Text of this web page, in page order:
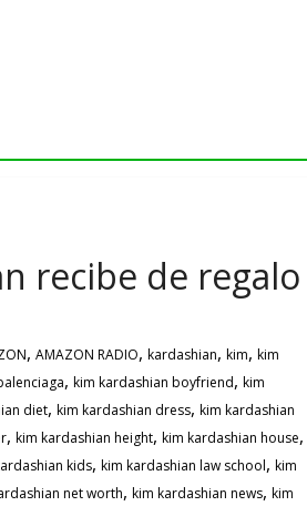
recibe de regalo
, AMAZON RADIO, kardashian, kim, kim
, kim kardashian boyfriend, kim
diet, kim kardashian dress, kim kardashian
, kim kardashian height, kim kardashian house,
kids, kim kardashian law school, kim
net worth, kim kardashian news, kim